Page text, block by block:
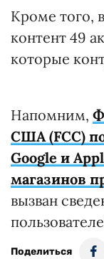
Кроме того,
контент 49
которые
Напомним,
США (FCC)
Google и
магазинов
вызван
Поделиться